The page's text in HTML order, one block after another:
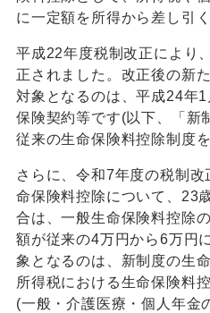
に一定額を所得から差し引
平成22年度税制改正により
正されました。改正後の新
対象となるのは、平成24年
保険契約等です(以下、「新
従来の生命保険料控除制度
さらに、令和7年度の税制
命保険料控除について、23
合は、一般生命保険料控除
額が従来の4万円から6万円
象となるのは、新制度の生
所得税における生命保険料
(一般・介護医療・個人年金